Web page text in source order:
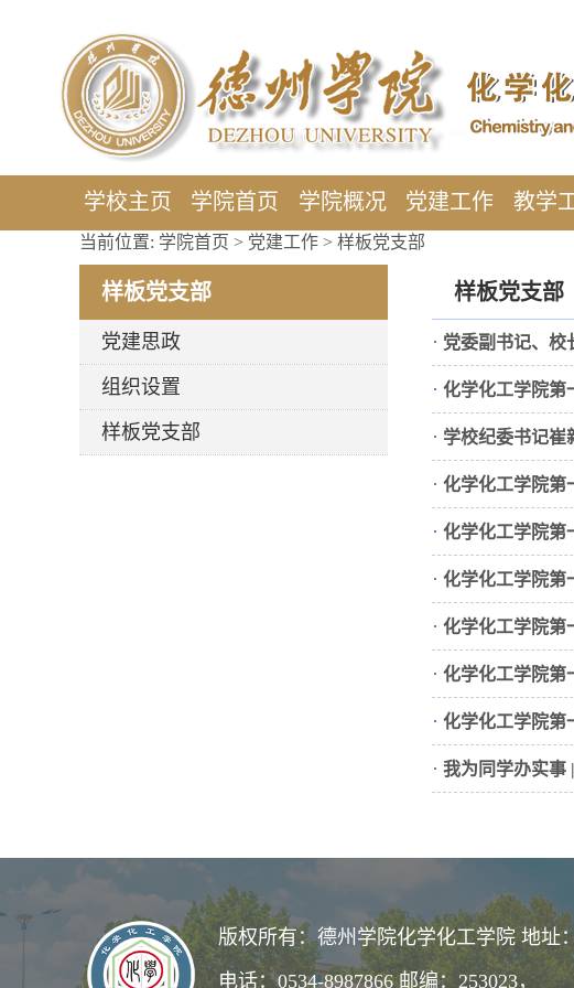
学校主页 学院首页 学院概况 党建工作 教学
当前位置: 学院首页 > 党建工作 > 样板党支部
样板党支部
党建思政
组织设置
样板党支部
样板党支部
· 党委副书记、校
· 化学化工学院第
· 学校纪委书记崔
· 化学化工学院第
· 化学化工学院第
· 化学化工学院第
· 化学化工学院第
· 化学化工学院第
· 化学化工学院第
· 我为同学办实事
版权所有：德州学院化学化工学院 地址
电话：0534-8987866 邮编：253023，